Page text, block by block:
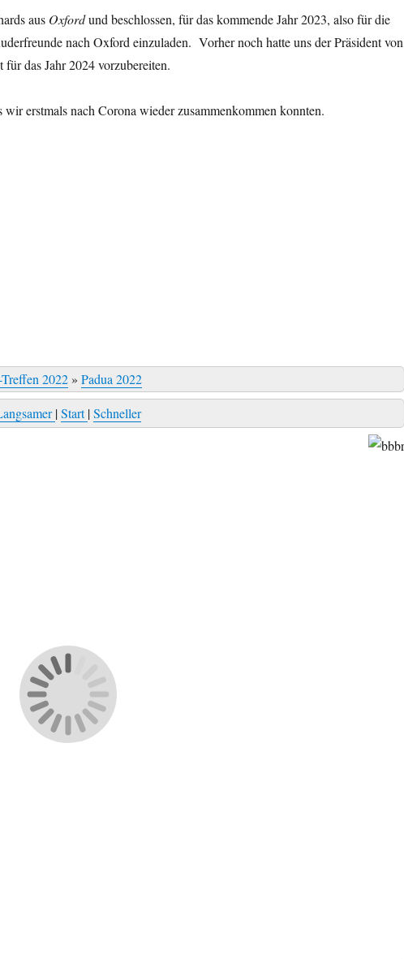
aus Oxfordund beschlossen, für das kommende Jahr 2023, also für die
nach Oxford einzuladen. Vorher noch hatte uns der Präsident von
das Jahr 2024 vorzubereiten.
erstmals nach Corona wieder zusammenkommen konnten.
2022»Padua 2022
|Start|Schneller